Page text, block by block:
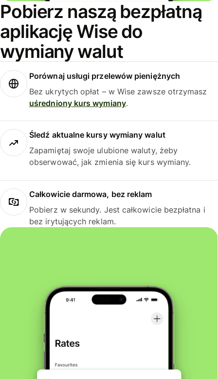
Pobierz naszą bezpłatną
aplikację Wise do
wymiany walut
Porównaj usługi przelewów pieniężnych
Bez ukrytych opłat – w Wise zawsze otrzymasz
uśredniony kurs wymiany.
Śledź aktualne kursy wymiany walut
Zapamiętaj swoje ulubione waluty, żeby
obserwować, jak zmienia się kurs wymiany.
Całkowicie darmowa, bez reklam
Pobierz w sekundy. Jest całkowicie bezpłatna i
bez irytujących reklam.